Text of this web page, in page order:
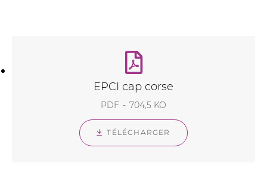
EPCI cap corse
PDF 704,5 KO
TÉLÉCHARGER